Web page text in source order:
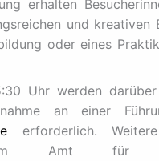
erhalten
und
oder eines
Uhr werden
an einer
erforderlich.
im Amt